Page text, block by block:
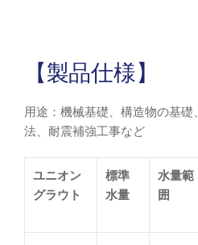
【製品仕様】
用途：機械基礎、構造物の基礎
法、耐震補強工事など
ユニオン
グラウト
標準
水量
水量範
囲